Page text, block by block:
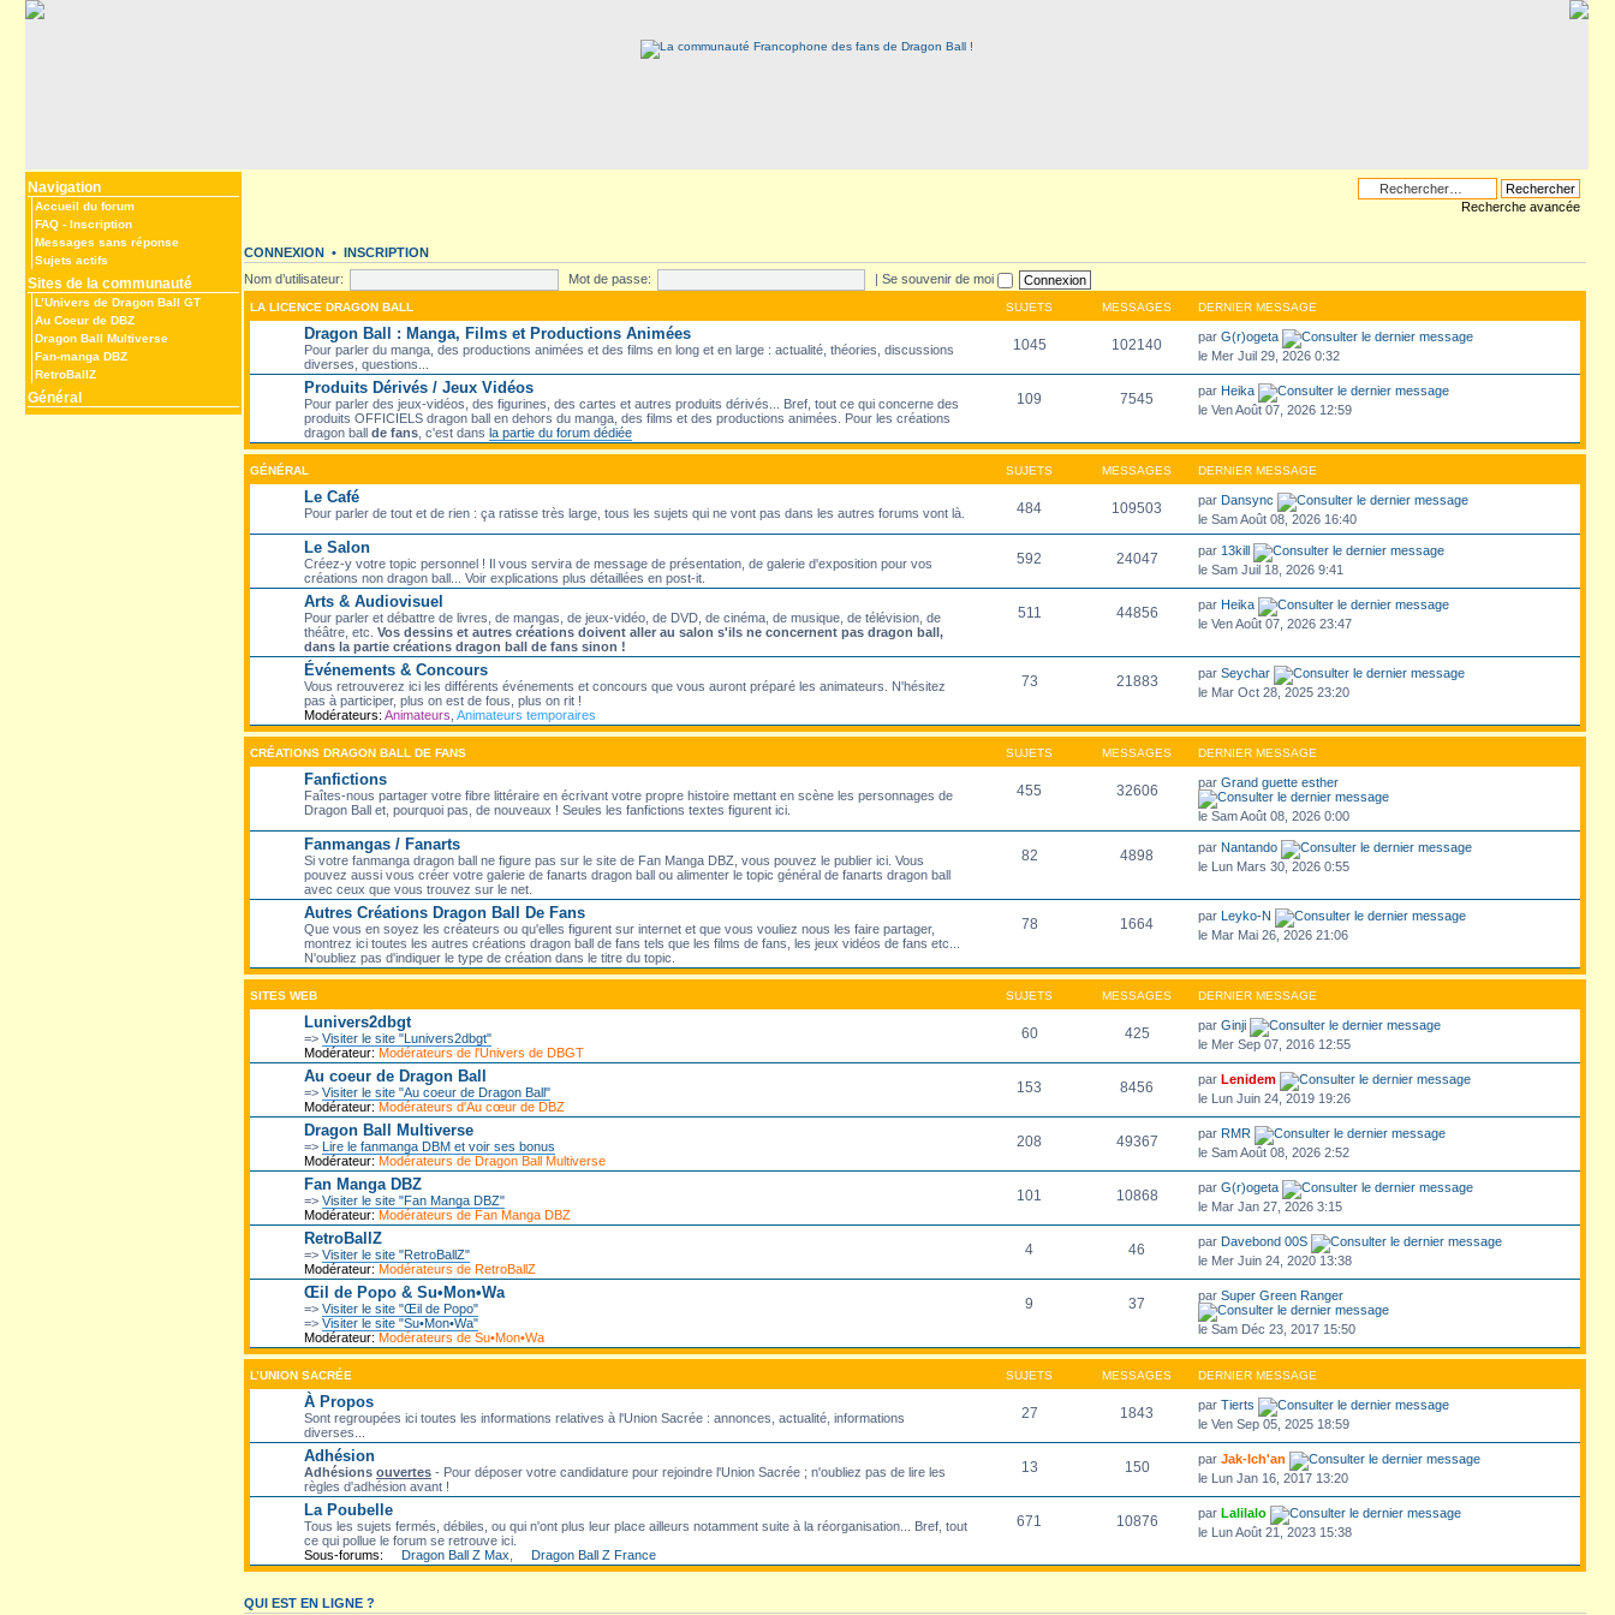
Navigation
Accueil du forum
FAQ - Inscription
Messages sans réponse
Sujets actifs
Sites de la communauté
L’Univers de Dragon Ball GT
Au Coeur de DBZ
Dragon Ball Multiverse
Fan-manga DBZ
RetroBallZ
Général
Recherche avancée
CONNEXION • INSCRIPTION
Nom d’utilisateur:
Mot de passe: |Se souvenir de moi
LA LICENCE DRAGON BALL SUJETS MESSAGES DERNIER MESSAGE
Dragon Ball : Manga, Films et Productions Animées
Pour parler du manga, des productions animées et des films en long et en large : actualité, théories, discussions
diverses, questions...
1045 102140 par G(r)ogeta
le Mer Juil 29, 2026 0:32
Produits Dérivés / Jeux Vidéos
Pour parler des jeux-vidéos, des figurines, des cartes et autres produits dérivés... Bref, tout ce qui concerne des
produits OFFICIELS dragon ball en dehors du manga, des films et des productions animées. Pour les créations
dragon ball de fans , c'est dans la partie du forum dédiée
109 7545 par Heika
le Ven Août 07, 2026 12:59
GÉNÉRAL SUJETS MESSAGES DERNIER MESSAGE
Le Café
Pour parler de tout et de rien : ça ratisse très large, tous les sujets qui ne vont pas dans les autres forums vont là. 484 109503 par Dansync
le Sam Août 08, 2026 16:40
Le Salon
Créez-y votre topic personnel ! Il vous servira de message de présentation, de galerie d'exposition pour vos
créations non dragon ball... Voir explications plus détaillées en post-it.
592 24047 par 13kill
le Sam Juil 18, 2026 9:41
Arts & Audiovisuel
Pour parler et débattre de livres, de mangas, de jeux-vidéo, de DVD, de cinéma, de musique, de télévision, de
théâtre, etc. Vos dessins et autres créations doivent aller au salon s'ils ne concernent pas dragon ball,
dans la partie créations dragon ball de fans sinon !
511 44856 par Heika
le Ven Août 07, 2026 23:47
Événements & Concours
Vous retrouverez ici les différents événements et concours que vous auront préparé les animateurs. N'hésitez
pas à participer, plus on est de fous, plus on rit !
Modérateurs: Animateurs Animateurs temporaires
73 21883 par Seychar
le Mar Oct 28, 2025 23:20
CRÉATIONS DRAGON BALL DE FANS SUJETS MESSAGES DERNIER MESSAGE
Fanfictions
Faîtes-nous partager votre fibre littéraire en écrivant votre propre histoire mettant en scène les personnages de
Dragon Ball et, pourquoi pas, de nouveaux ! Seules les fanfictions textes figurent ici.
455 32606 par Grand guette esther
le Sam Août 08, 2026 0:00
Fanmangas / Fanarts
Si votre fanmanga dragon ball ne figure pas sur le site de Fan Manga DBZ, vous pouvez le publier ici. Vous
pouvez aussi vous créer votre galerie de fanarts dragon ball ou alimenter le topic général de fanarts dragon ball
avec ceux que vous trouvez sur le net.
82 4898 par Nantando
le Lun Mars 30, 2026 0:55
Autres Créations Dragon Ball De Fans
Que vous en soyez les créateurs ou qu'elles figurent sur internet et que vous vouliez nous les faire partager,
montrez ici toutes les autres créations dragon ball de fans tels que les films de fans, les jeux vidéos de fans etc...
N'oubliez pas d'indiquer le type de création dans le titre du topic.
78 1664 par Leyko-N
le Mar Mai 26, 2026 21:06
SITES WEB SUJETS MESSAGES DERNIER MESSAGE
Lunivers2dbgt
=> Visiter le site "Lunivers2dbgt"
Modérateur: Modérateurs de l'Univers de DBGT
60 425 par Ginji
le Mer Sep 07, 2016 12:55
Au coeur de Dragon Ball
=> Visiter le site "Au coeur de Dragon Ball"
Modérateur: Modérateurs d'Au cœur de DBZ
153 8456 par Lenidem
le Lun Juin 24, 2019 19:26
Dragon Ball Multiverse
=> Lire le fanmanga DBM et voir ses bonus
Modérateur: Modérateurs de Dragon Ball Multiverse
208 49367 par RMR
le Sam Août 08, 2026 2:52
Fan Manga DBZ
=> Visiter le site "Fan Manga DBZ"
Modérateur: Modérateurs de Fan Manga DBZ
101 10868 par G(r)ogeta
le Mar Jan 27, 2026 3:15
RetroBallZ
=> Visiter le site "RetroBallZ"
Modérateur: Modérateurs de RetroBallZ
4 46 par Davebond 00S
le Mer Juin 24, 2020 13:38
Œil de Popo & Su•Mon•Wa
=> Visiter le site "Œil de Popo"
=> Visiter le site "Su•Mon•Wa"
Modérateur: Modérateurs de Su•Mon•Wa
9 37 par Super Green Ranger
le Sam Déc 23, 2017 15:50
L’UNION SACRÉE SUJETS MESSAGES DERNIER MESSAGE
À Propos
Sont regroupées ici toutes les informations relatives à l'Union Sacrée : annonces, actualité, informations
diverses...
27 1843 par Tierts
le Ven Sep 05, 2025 18:59
Adhésion
Adhésions ouvertes - Pour déposer votre candidature pour rejoindre l'Union Sacrée ; n'oubliez pas de lire les
règles d'adhésion avant !
13 150 par Jak-Ich'an
le Lun Jan 16, 2017 13:20
La Poubelle
Tous les sujets fermés, débiles, ou qui n'ont plus leur place ailleurs notamment suite à la réorganisation... Bref, tout
ce qui pollue le forum se retrouve ici.
Sous-forums:
Dragon Ball Z Max Dragon Ball Z France
671 10876 par Lalilalo
le Lun Août 21, 2023 15:38
QUI EST EN LIGNE ?